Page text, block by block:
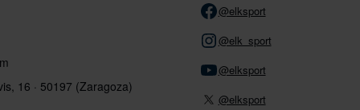
16 · 50197 (Zaragoza)
@elksport
@elk_sport
@elksport
@elksport